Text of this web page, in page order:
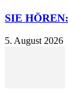
SIE
5. August 2026